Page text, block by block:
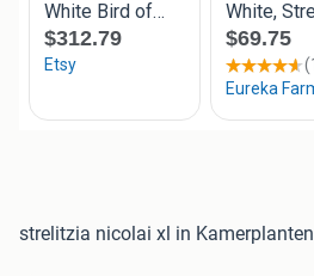
strelitzia nicolai xl in Kamerplanten